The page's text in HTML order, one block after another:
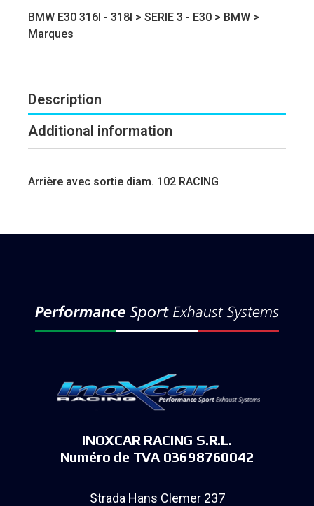
BMW E30 316I - 318I > SERIE 3 - E30 > BMW >
Marques
Description
Additional information
Arrière avec sortie diam. 102 RACING
INOXCAR RACING S.R.L.
Numéro de TVA 03698760042
Strada Hans Clemer 237